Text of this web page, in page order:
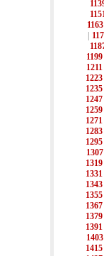
1163
1199
1211
1223
1235
1247
1259
1271
1283
1295
1307
1319
1331
1343
1355
1367
1379
1391
1403
1415